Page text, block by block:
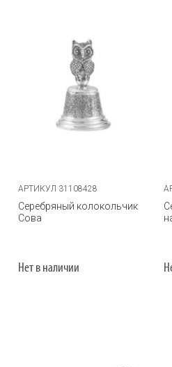
АРТИКУЛ 31108428
Серебряный колокольчик
Сова
Нет в наличии